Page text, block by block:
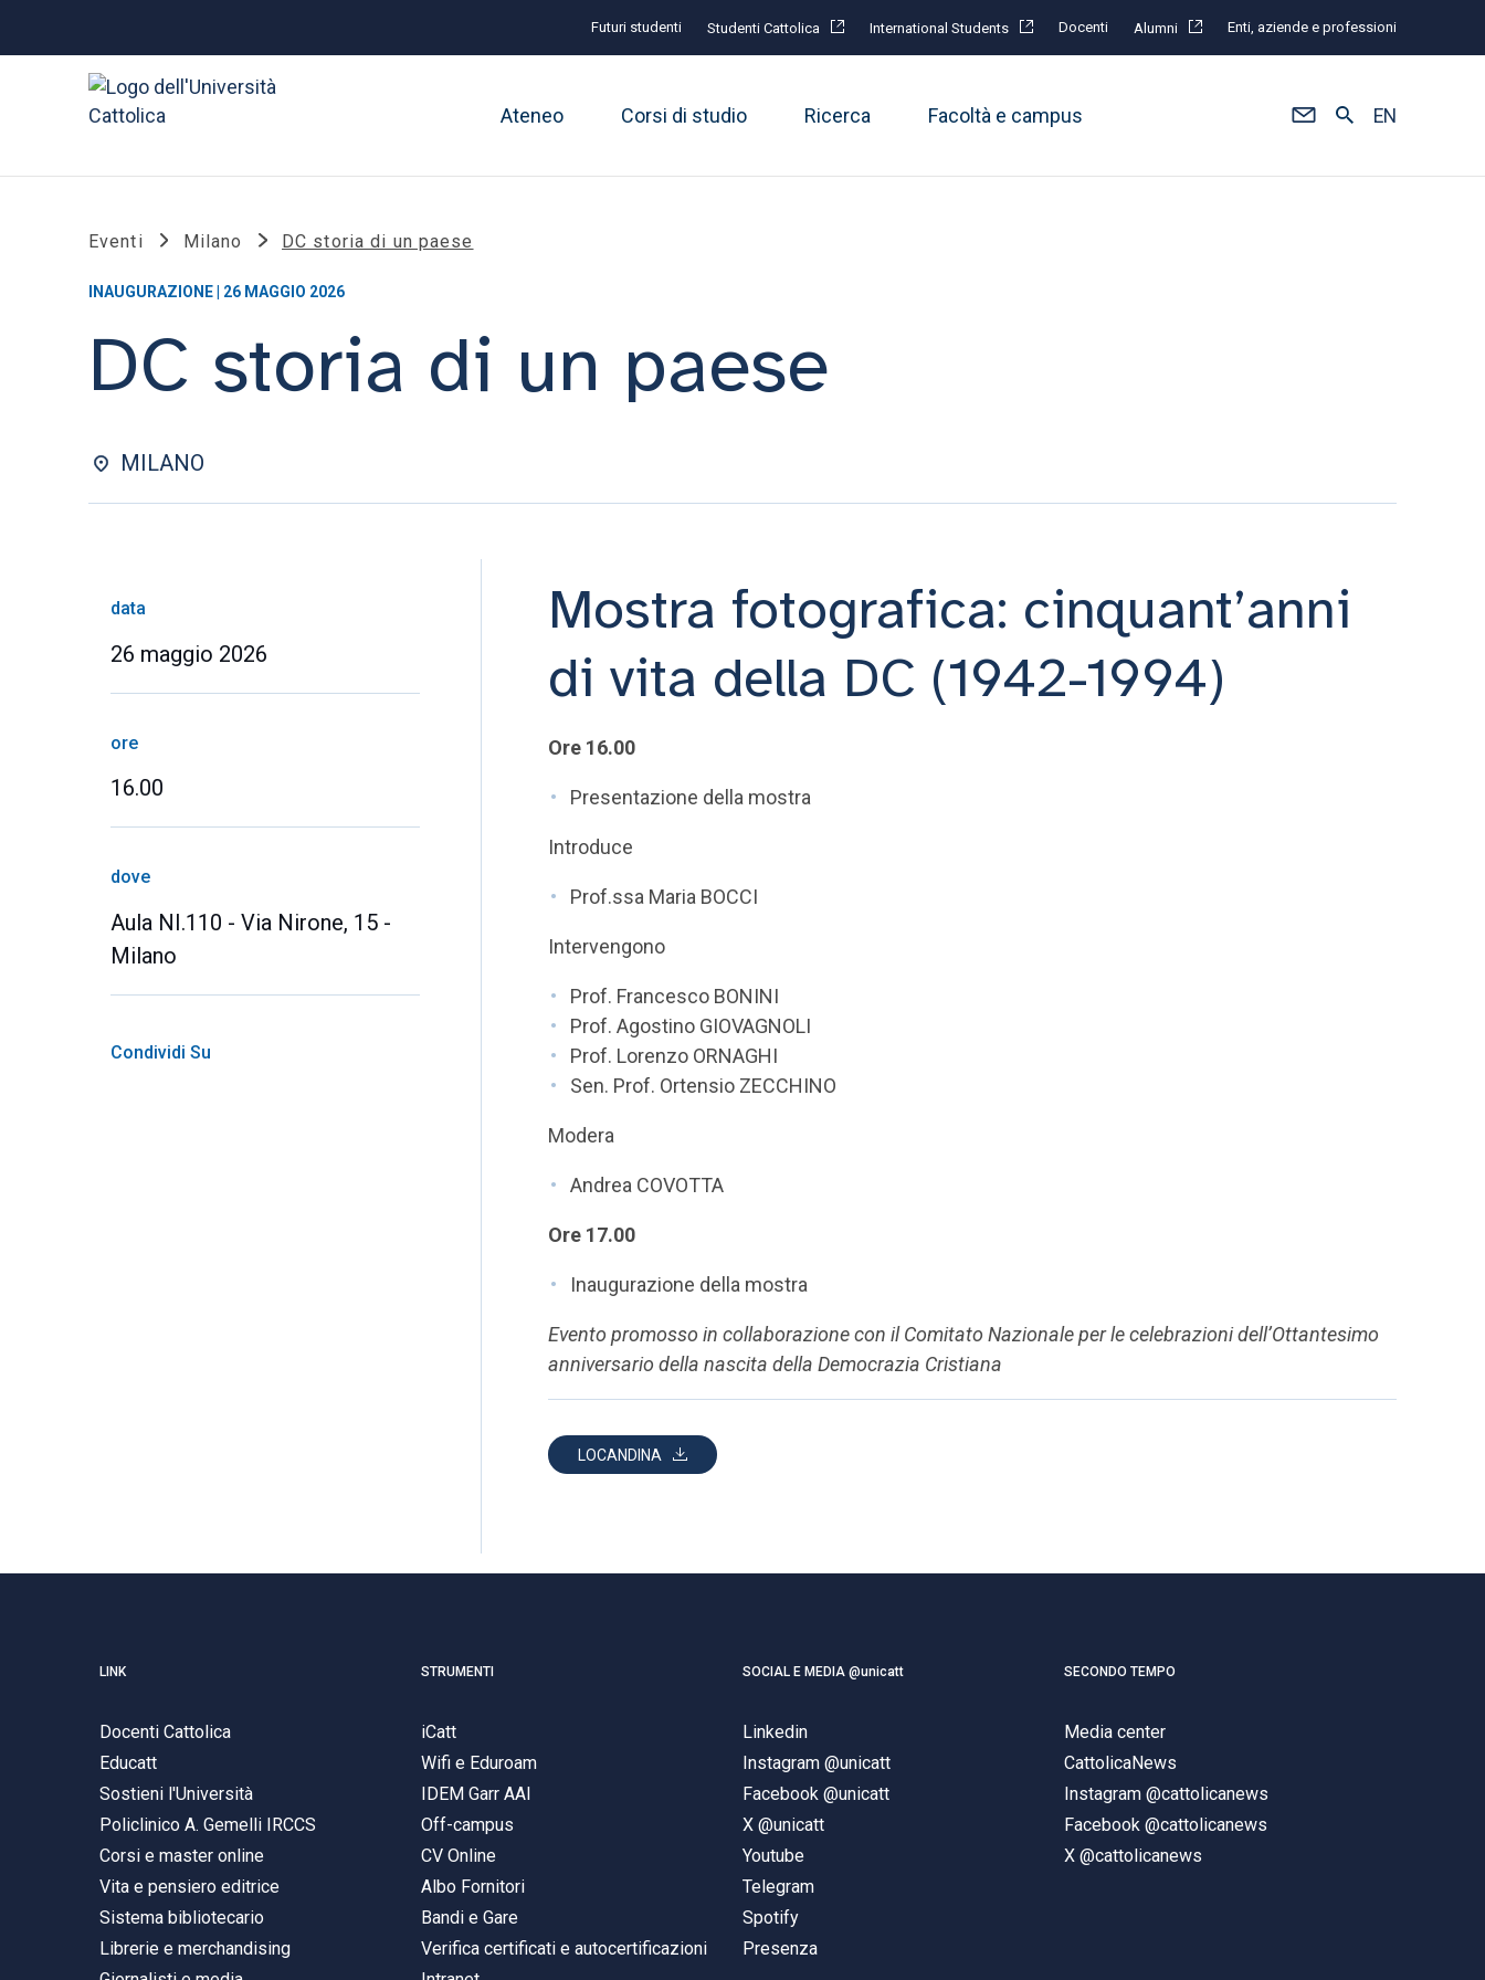
Futuri studenti Studenti Cattolica International Students Docenti Alumni Enti, aziende e professioni
Ateneo Corsi di studio Ricerca Facoltà e campus EN
Eventi Milano DC storia di un paese
INAUGURAZIONE | 26 MAGGIO 2026
DC storia di un paese
MILANO
data
26 maggio 2026
ore
16.00
dove
Aula NI.110 - Via Nirone, 15 -
Milano
Condividi Su
Mostra fotografica: cinquant’anni
di vita della DC (1942-1994)
Ore 16.00
Presentazione della mostra
Introduce
Prof.ssa Maria BOCCI
Intervengono
Prof. Francesco BONINI
Prof. Agostino GIOVAGNOLI
Prof. Lorenzo ORNAGHI
Sen. Prof. Ortensio ZECCHINO
Modera
Andrea COVOTTA
Ore 17.00
Inaugurazione della mostra
Evento promosso in collaborazione con il Comitato Nazionale per le celebrazioni dell’Ottantesimo
anniversario della nascita della Democrazia Cristiana
LOCANDINA
LINK
Docenti Cattolica
Educatt
Sostieni l'Università
Policlinico A. Gemelli IRCCS
Corsi e master online
Vita e pensiero editrice
Sistema bibliotecario
Librerie e merchandising
STRUMENTI
iCatt
Wifi e Eduroam
IDEM Garr AAI
Off-campus
CV Online
Albo Fornitori
Bandi e Gare
Verifica certificati e autocertificazioni
SOCIAL E MEDIA @unicatt
Linkedin
Instagram @unicatt
Facebook @unicatt
X @unicatt
Youtube
Telegram
Spotify
Presenza
SECONDO TEMPO
Media center
CattolicaNews
Instagram @cattolicanews
Facebook @cattolicanews
X @cattolicanews